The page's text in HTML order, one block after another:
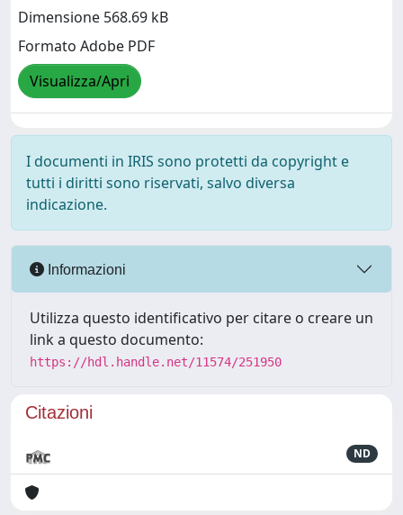
Dimensione 568.69 kB
Formato Adobe PDF
Visualizza/Apri
I documenti in IRIS sono protetti da copyright e
tutti i diritti sono riservati, salvo diversa
indicazione.
Informazioni
Utilizza questo identificativo per citare o creare un
link a questo documento:
https://hdl.handle.net/11574/251950
Citazioni
ND